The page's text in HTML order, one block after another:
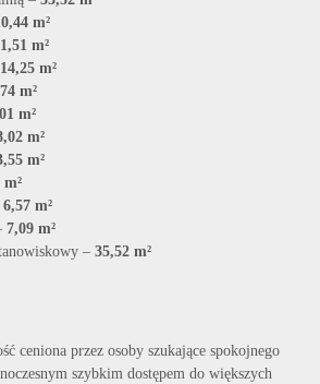
m²
1,51 m²
14,25 m²
m²
m²
m²
m²
m²
6,57 m²
7,09 m²
– 35,52 m²
ceniona przez osoby szukające spokojnego
szybkim dostępem do większych